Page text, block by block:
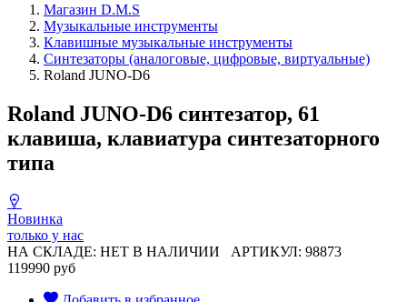
Магазин D.M.S
Музыкальные инструменты
Клавишные музыкальные инструменты
Синтезаторы (аналоговые, цифровые, виртуальные)
Roland JUNO-D6
Roland JUNO-D6 синтезатор, 61
клавиша, клавиатура синтезаторного
типа
Новинка
только у нас
НА СКЛАДЕ: НЕТ В НАЛИЧИИ АРТИКУЛ: 98873
119990 руб